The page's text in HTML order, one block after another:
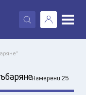
X
Намерени 25